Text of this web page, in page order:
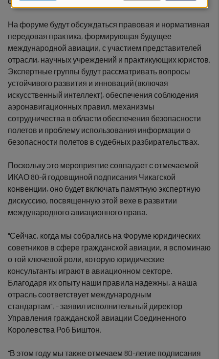
На форуме будут обсуждаться правовая и нормативная
передовая практика, формирующая будущее
международной авиации, с участием представителей
отрасли, научных учреждений и практикующих юристов.
Экспертные группы будут рассматривать вопросы
устойчивого развития и инноваций (включая
искусственный интеллект), обеспечения соблюдения
аэронавигационных правил, механизмы
сотрудничества в области обеспечения безопасности
полетов и проблему использования информации о
безопасности полетов в судебных разбирательствах.
Поскольку это мероприятие совпадает с отмечаемой
ИКАО 80-й годовщиной подписания Чикагской
конвенции, оно будет включать памятную экспертную
дискуссию, посвященную этой вехе в развитии
международного авиационного права.
"Сейчас, когда мы собрались на Форуме юридических
советников в сфере гражданской авиации, я вспоминаю
о той ключевой роли, которую юридические
консультанты играют в авиационном секторе.
Благодаря их опыту наши правила надежны, а наша
отрасль соответствует международным
стандартам", - заявил исполнительный директор
Управления гражданской авиации Соединенного
Королевства Роб Биштон.
"В этом году мы также отмечаем 80-летие подписания
personal
data
and
cookies